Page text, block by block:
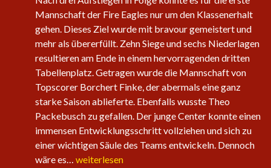
Mannschaft der Fire Eagles nur um den Klassenerhalt
gehen. Dieses Ziel wurde mit bravour gemeistert und
mehr als übererfüllt. Zehn Siege und sechs Niederlagen
resultieren am Ende in einem hervorragenden dritten
Tabellenplatz. Getragen wurde die Mannschaft von
Topscorer Borchert Finke, der abermals eine ganz
starke Saison ablieferte. Ebenfalls wusste Theo
Packebusch zu gefallen. Der junge Center konnte einen
immensen Entwicklungsschritt vollziehen und sich zu
einer wichtigen Säule des Teams entwickeln. Dennoch
wäre es… Saisonabschluss
weiterlesen